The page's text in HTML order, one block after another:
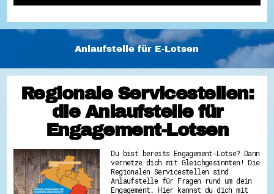
Anlaufstelle für E-Lotsen
Regionale Servicestellen:
die Anlaufstelle für
Engagement-Lotsen
Du bist bereits Engagement-Lotse? Dann
vernetze dich mit Gleichgesinnten! Die
Regionalen Servicestellen sind
Anlaufstelle für Fragen rund um dein
Engagement. Hier kannst du dich mit